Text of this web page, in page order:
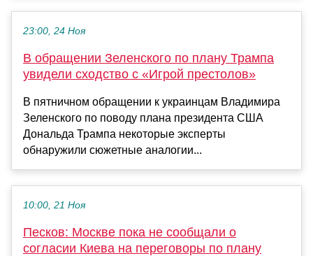
23:00, 24 Ноя
В обращении Зеленского по плану Трампа
увидели сходство с «Игрой престолов»
В пятничном обращении к украинцам Владимира
Зеленского по поводу плана президента США
Дональда Трампа некоторые эксперты
обнаружили сюжетные аналогии...
10:00, 21 Ноя
Песков: Москве пока не сообщали о
согласии Киева на переговоры по плану